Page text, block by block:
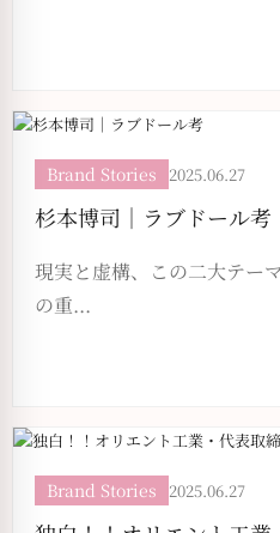
Brand Stories 2025.06.27
杉本博司｜ラブドール考
現実と虚構、この二大テー
の重...
Brand Stories 2025.06.27